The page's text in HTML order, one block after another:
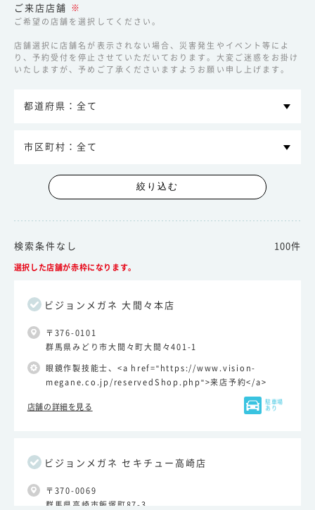
ご来店店舗 ※
ご希望の店舗を選択してください。
店舗選択に店舗名が表示されない場合、災害発生やイベント等によ
り、予約受付を停止させていただいております。大変ご迷惑をお掛け
いたしますが、予めご了承くださいますようお願い申し上げます。
絞り込む
検索条件なし 100件
選択した店舗が赤枠になります。
ビジョンメガネ 大間々本店
〒376-0101
群馬県みどり市大間々町大間々401-1
眼鏡作製技能士、<a href="https://www.vision-
megane.co.jp/reservedShop.php">来店予約</a>
店舗の詳細を見る
駐車場
あり
ビジョンメガネ セキチュー高崎店
〒370-0069
群馬県高崎市飯塚町87-3